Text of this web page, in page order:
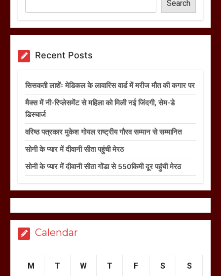
Search
Recent Posts
सिसकती लाशेंः मेडिकल के लावारिस वार्ड में मरीज मौत की कगार पर
मैक्स में नी-रिप्लेसमेंट से महिला को मिली नई जिंदगी, सेम-डे
डिस्चार्ज
वरिष्ठ पत्रकार मुकेश गोयल राष्ट्रीय गौरव सम्मान से सम्मानित
सोनी के प्यार में दीवानी सीता पहुंची मेरठ
सोनी के प्यार में दीवानी सीता गोंडा से 550किमी दूर पहुंची मेरठ
Calendar
M T W T F S S